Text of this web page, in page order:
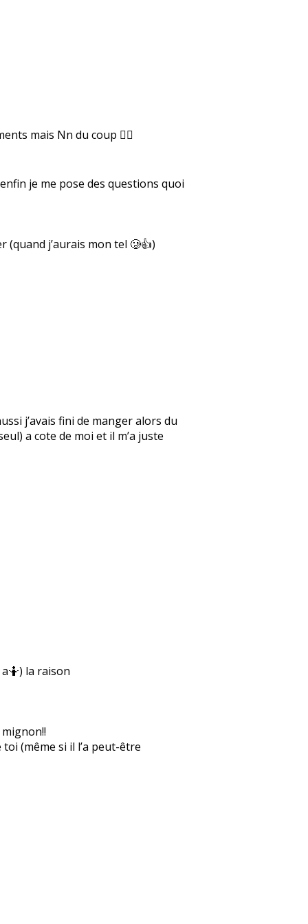
mais Nn du coup 🤷‍♀️
je me pose des questions quoi
(quand j’aurais mon tel 🥲👍)
j’avais fini de manger alors du
a cote de moi et il m’a juste
la raison
(même si il l’a peut-être